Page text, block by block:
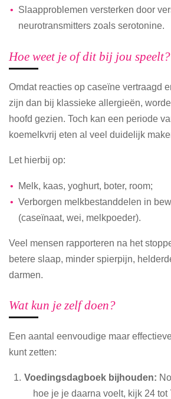
Slaapproblemen versterken door
neurotransmitters zoals serotonine.
Hoe weet je of dit bij jou speelt?
Omdat reacties op caseïne vertraagd
zijn dan bij klassieke allergieën,
hoofd gezien. Toch kan een periode
koemelkvrij eten al veel duidelijk
Let hierbij op:
Melk, kaas, yoghurt, boter, room;
Verborgen melkbestanddelen in
(caseïnaat, wei, melkpoeder).
Veel mensen rapporteren na het
betere slaap, minder spierpijn,
darmen.
Wat kun je zelf doen?
Een aantal eenvoudige maar
kunt zetten:
Voedingsdagboek bijhouden:
hoe je je daarna voelt, kijk 24 tot